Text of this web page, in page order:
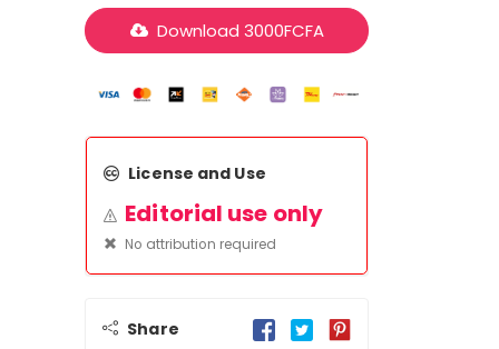
Download 3000FCFA
License and Use
Editorial use only
No attribution required
Share